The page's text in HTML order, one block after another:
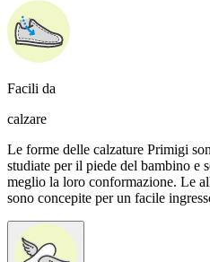
Facili da
calzare
Le forme delle calzature Primigi
studiate per il piede del bambino e
meglio la loro conformazione. Le
sono concepite per un facile